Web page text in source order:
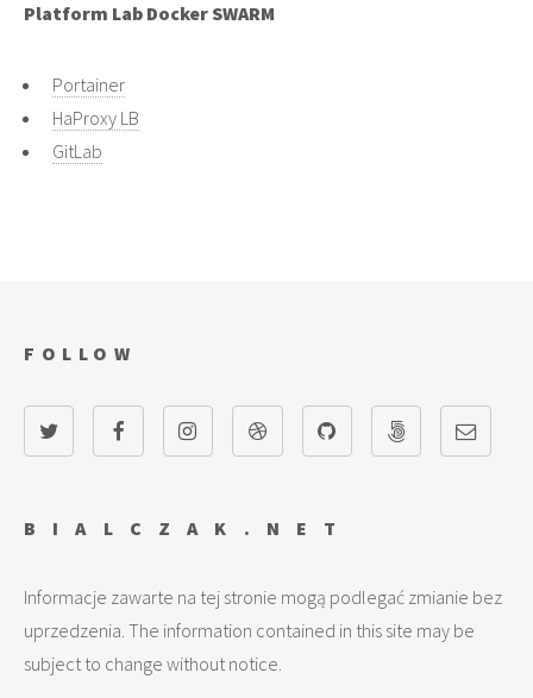
Platform Lab Docker SWARM
Portainer
HaProxy LB
GitLab
B I A L C Z A K . N E T
Informacje zawarte na tej stronie mogą podlegać zmianie bez
uprzedzenia. The information contained in this site may be
subject to change without notice.
FOLLOW